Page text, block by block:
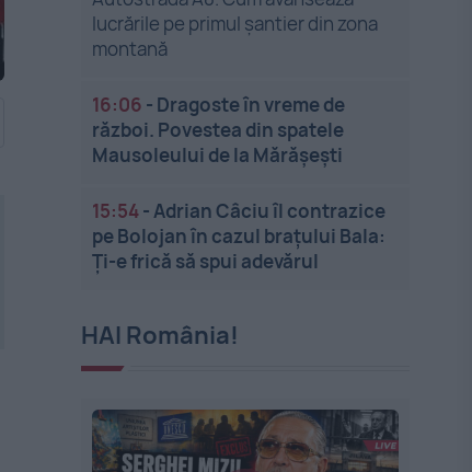
lucrările pe primul șantier din zona
montană
16:06 - Dragoste în vreme de
război. Povestea din spatele
Mausoleului de la Mărășești
15:54-Adrian Câciu îl contrazice
pe Bolojan în cazul brațului Bala:
Ți-e frică să spui adevărul
HAI România!